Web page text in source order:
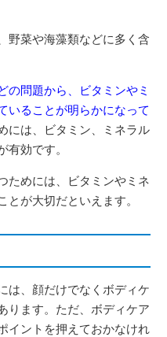
野菜や海藻類などに多く含
の問題から、ビタミンやミ
いることが明らかになって
には、ビタミン、ミネラル
有効です。
ためには、ビタミンやミネ
とが大切だといえます。
は、顔だけでなくボディケ
ります。ただ、ボディケア
イントを押えておかなけれ